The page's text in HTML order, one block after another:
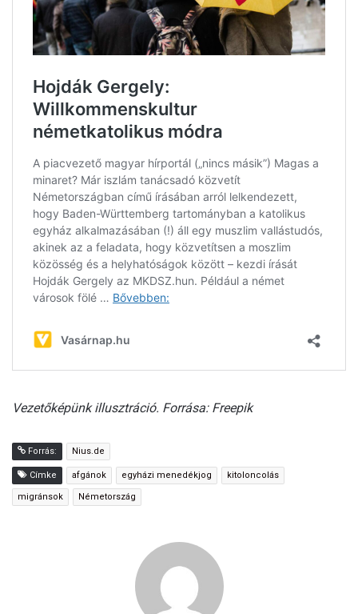
Vezetőképünk illusztráció. Forrása: Freepik
Forrás: Nius.de
Címke afgánok egyházi menedékjog kitoloncolás
migránsok Németország